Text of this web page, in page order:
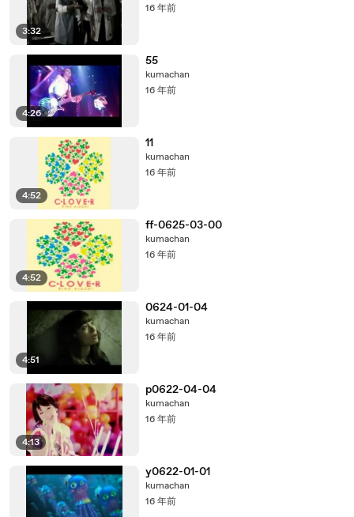
3:32
16 年前
4:26
55
kumachan
16 年前
4:52
11
kumachan
16 年前
4:52
ff-0625-03-00
kumachan
16 年前
4:51
0624-01-04
kumachan
16 年前
4:13
p0622-04-04
kumachan
16 年前
y0622-01-01
kumachan
16 年前